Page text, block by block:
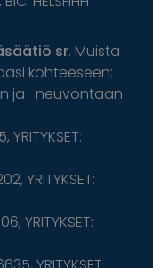
sr. Muista
kohteeseen:
ja -neuvontaan
YRITYKSET:
YRITYKSET: